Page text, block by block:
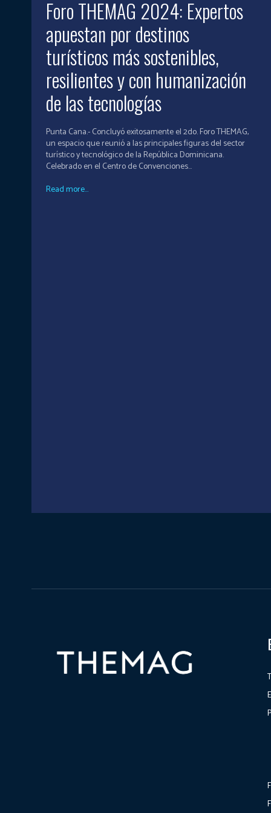
Foro THEMAG 2024: Expertos
apuestan por destinos
turísticos más sostenibles,
resilientes y con humanización
de las tecnologías
Punta Cana.- Concluyó exitosamente el 2do. Foro THEMAG,
un espacio que reunió a las principales figuras del sector
turístico y tecnológico de la República Dominicana.
Celebrado en el Centro de Convenciones...
Read more...